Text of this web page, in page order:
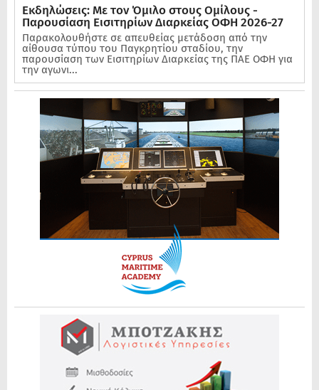
Εκδηλώσεις: Με τον Όμιλο στους Ομίλους -
Παρουσίαση Εισιτηρίων Διαρκείας ΟΦΗ 2026-27
Παρακολουθήστε σε απευθείας μετάδοση από την
αίθουσα τύπου του Παγκρητίου σταδίου, την
παρουσίαση των Εισιτηρίων Διαρκείας της ΠΑΕ ΟΦΗ για
την αγωνι...